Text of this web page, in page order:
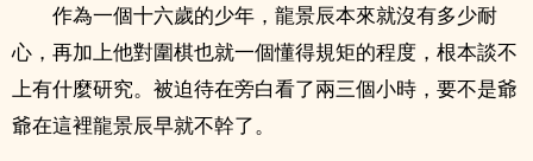
作為一個十六歲的少年，龍景辰本來就沒有多少耐
心，再加上他對圍棋也就一個懂得規矩的程度，根本談不
上有什麼研究。被迫待在旁白看了兩三個小時，要不是爺
爺在這裡龍景辰早就不幹了。